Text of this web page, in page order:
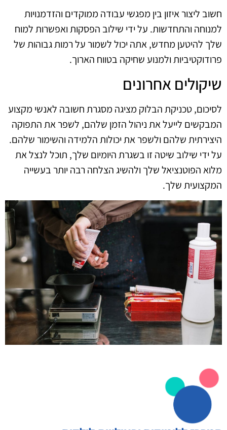
חשוב ליצור איזון בין מפגשי עבודה ממוקדים והזדמנויות
למנוחה והתחדשות. על ידי שילוב הפסקות ואפשרות למוח
שלך להיטען מחדש, אתה יכול לשמור על רמות גבוהות של
פרודוקטיביות ולמנוע שחיקה בטווח הארוך.
שיקולים אחרונים
לסיכום, טכניקת הבלוק מציגה מסגרת חשובה לאנשי מקצוע
המבקשים לייעל את ניהול הזמן שלהם, לשפר את התפוקה
היצירתית שלהם ולשפר את יכולות הלמידה והשימור שלהם.
על ידי שילוב שיטה זו בשגרת היומיום שלך, תוכל לנצל את
מלוא הפוטנציאל שלך ולהשיג הצלחה רבה יותר בעשייה
המקצועית שלך.